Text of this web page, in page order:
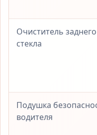
Очиститель заднего
стекла
Подушка
водителя